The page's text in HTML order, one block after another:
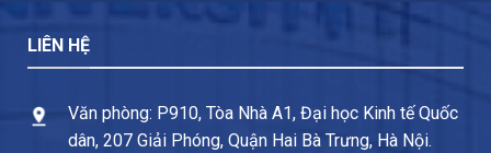
LIÊN HỆ
Văn phòng: P910, Tòa Nhà A1, Đại học Kinh tế Quốc
dân, 207 Giải Phóng, Quận Hai Bà Trưng, Hà Nội.